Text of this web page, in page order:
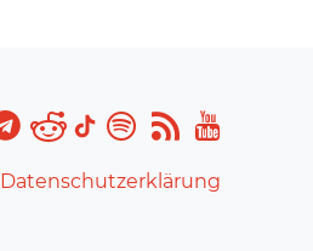
Datenschutzerklärung